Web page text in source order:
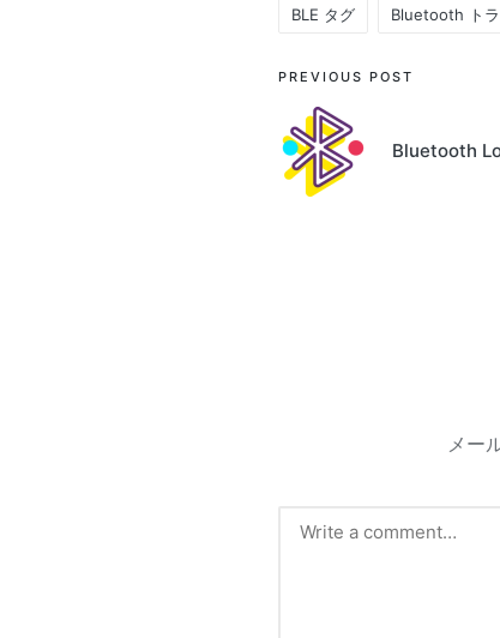
Tags:
BLE タグ Bluetooth ト
Post
navigation
PREVIOUS POST
Bluetooth
メー